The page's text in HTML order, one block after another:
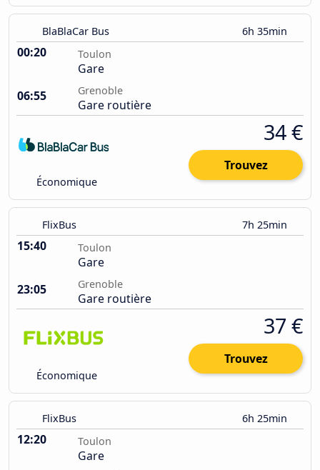
BlaBlaCar Bus 6h 35min
00:20 Toulon
Gare
06:55
Grenoble
Gare routière
Économique
34 €
Trouvez
FlixBus 7h 25min
15:40 Toulon
Gare
23:05
Grenoble
Gare routière
Économique
37 €
Trouvez
FlixBus 6h 25min
12:20 Toulon
Gare